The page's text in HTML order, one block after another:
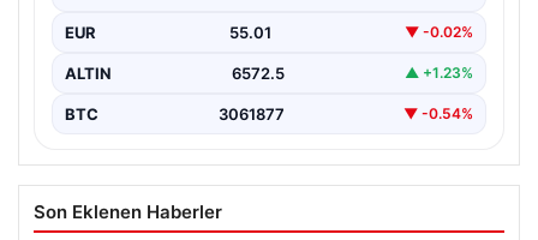
EUR 55.01 ▼ -0.02%
ALTIN 6572.5 ▲ +1.23%
BTC 3061877 ▼ -0.54%
Son Eklenen Haberler